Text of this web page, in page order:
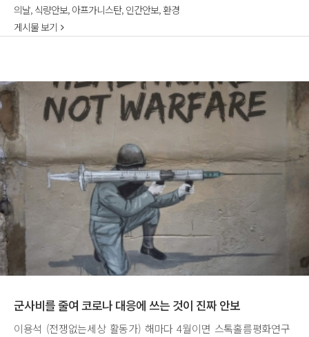
의날, 식량안보, 아프가니스탄, 인간안보,환경
게시물 보기
군사비를 줄여 코로나 대응에 쓰는 것이 진짜 안보
이용석 (전쟁없는세상 활동가) 해마다 4월이면 스톡홀름평화연구